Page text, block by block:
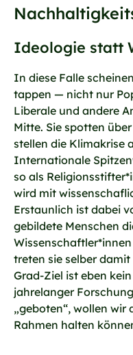
Ideologie statt
In diese Falle
tappen — nicht nur
Liberale und andere
Mitte. Sie spotten
stellen die Klimakrise
Internationale
so als
wird mit
Erstaunlich ist dabei
gebildete Menschen
treten sie selber
Grad-Ziel ist eben
jahrelanger
„geboten“, wollen wir
Rahmen halten